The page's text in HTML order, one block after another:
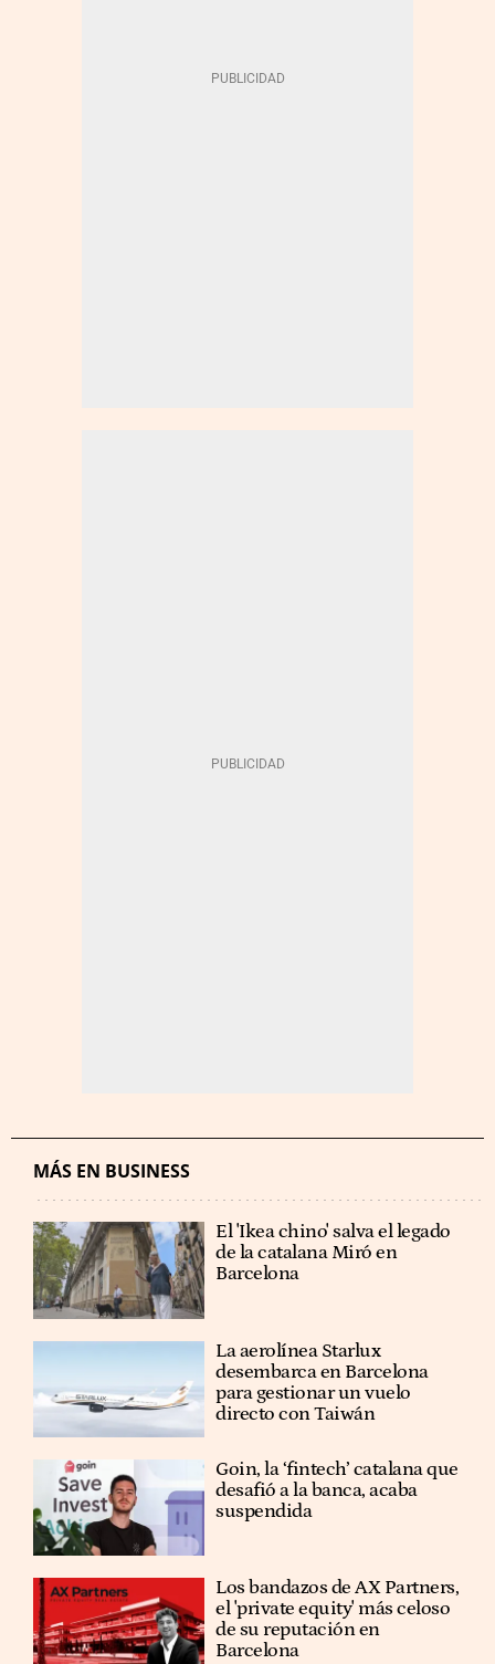
MÁS EN BUSINESS
El 'Ikea chino' salva el legado
de la catalana Miró en
Barcelona
La aerolínea Starlux
desembarca en Barcelona
para gestionar un vuelo
directo con Taiwán
Goin, la ‘fintech’ catalana que
desafió a la banca, acaba
suspendida
Los bandazos de AX Partners,
el 'private equity' más celoso
de su reputación en
Barcelona